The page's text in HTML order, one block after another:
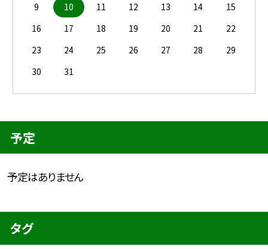
9
10 11 12 13 14
15
16
17 18 19 20 21
22
23
24 25 26 27 28
29
30
31
予定
予定はありません
タグ